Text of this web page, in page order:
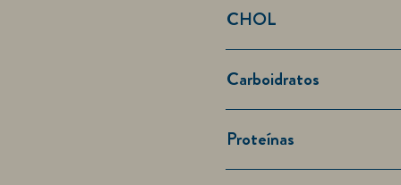
CHOL
Carboidratos
Proteínas